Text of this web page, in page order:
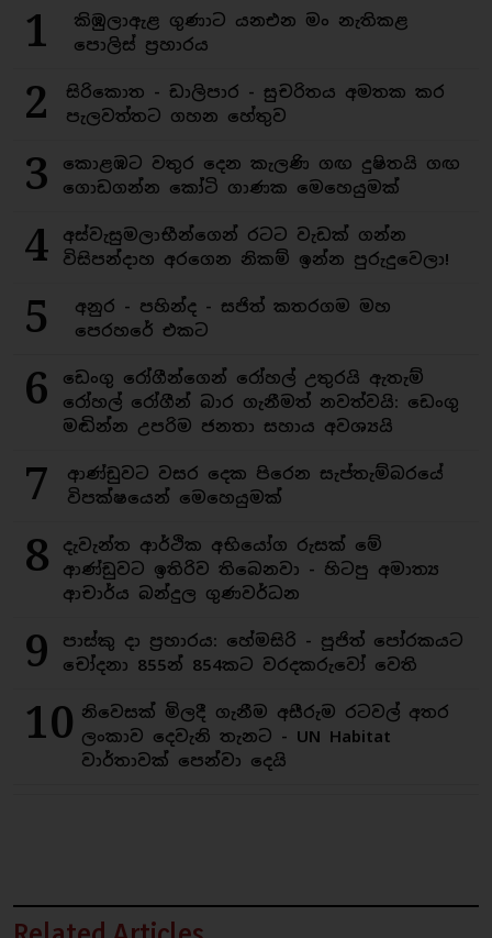
1
කිඹුලාඇළ ගුණාට යනඑන මං නැතිකළ
පොලිස් ප්‍රහාරය
2
සිරිකොත - ඩාලිපාර - සුචරිතය අමතක කර
පැලවත්තට ගහන හේතුව
3
කොළඹට වතුර දෙන කැලණි ගඟ දුෂිතයි ගඟ
ගොඩගන්න කෝටි ගාණක මෙහෙයුමක්
4
අස්වැසුමලාභීන්ගෙන් රටට වැඩක් ගන්න
විසිපන්දාහ අරගෙන නිකම් ඉන්න පුරුදුවෙලා!
5
අනුර - පහින්ද - සජිත් කතරගම මහ
පෙරහරේ එකට
6
ඩෙංගු රෝගීන්ගෙන් රෝහල් උතුරයි ඇතැම්
රෝහල් රෝගීන් බාර ගැනීමත් නවත්වයි: ඩෙංගු
මඬින්න උපරිම ජනතා සහාය අවශ්‍යයි
7
ආණ්ඩුවට වසර දෙක පිරෙන සැප්තැම්බරයේ
විපක්ෂයෙන් මෙහෙයුමක්
8
දැවැන්ත ආර්ථික අභියෝග රුසක් මේ
ආණ්ඩුවට ඉතිරිව තිබෙනවා - හිටපු අමාත්‍ය
ආචාර්ය බන්දුල ගුණවර්ධන
9
පාස්කු දා ප්‍රහාරය: හේමසිරි - පූජිත් පෝරකයට
චෝදනා 855න් 854කට වරදකරුවෝ වෙති
10 නිවෙසක් මිලදී ගැනීම අසීරුම රටවල් අතර
ලංකාව දෙවැනි තැනට - UN Habitat
වාර්තාවක් පෙන්වා දෙයි